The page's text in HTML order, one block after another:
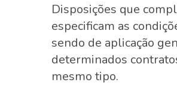
Disposições que
especificam as
sendo de aplicação
determinados
mesmo tipo.